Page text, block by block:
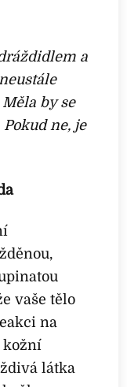
a
by se
ne, je
vaše tělo
na
kožní
látka